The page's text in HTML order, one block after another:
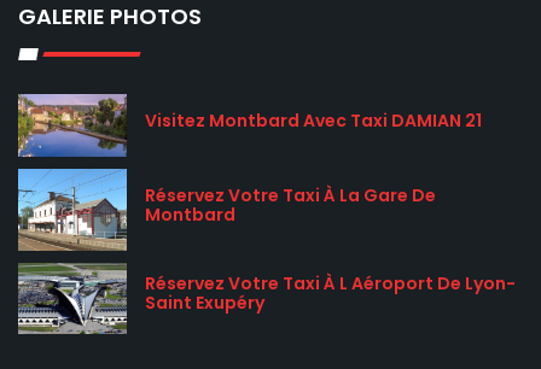
GALERIE PHOTOS
Visitez Montbard Avec Taxi DAMIAN 21
Réservez Votre Taxi À La Gare De
Montbard
Réservez Votre Taxi À L Aéroport De Lyon-
Saint Exupéry